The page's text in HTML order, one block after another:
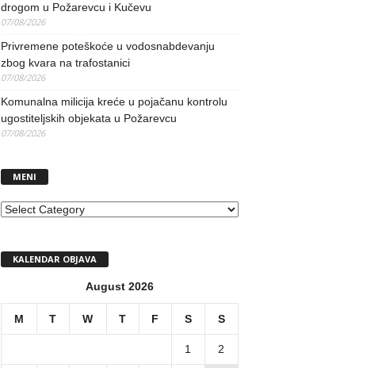
drogom u Požarevcu i Kučevu
07/08/2026
Privremene poteškoće u vodosnabdevanju
zbog kvara na trafostanici
07/08/2026
Komunalna milicija kreće u pojačanu kontrolu
ugostiteljskih objekata u Požarevcu
07/08/2026
MENI
MENI
KALENDAR OBJAVA
August 2026
M T W T F S S
1 2